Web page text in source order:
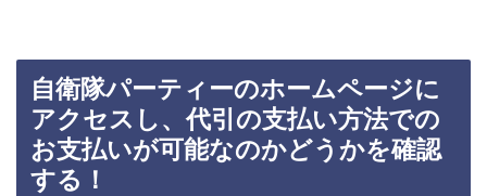
自衛隊パーティーのホームページに
アクセスし、代引の支払い方法での
お支払いが可能なのかどうかを確認
する！